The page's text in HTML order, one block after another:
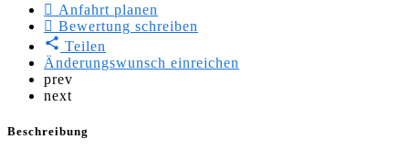
Anfahrt planen
Bewertung schreiben
Teilen
Änderungswunsch einreichen
prev
next
Beschreibung